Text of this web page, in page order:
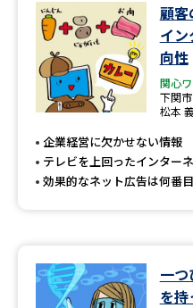
顧
イ
向性
関心
下関
松本
企業経営に欠かせない情報
テレビを上回ったインター
効果的なネット広告は何番
一
を持